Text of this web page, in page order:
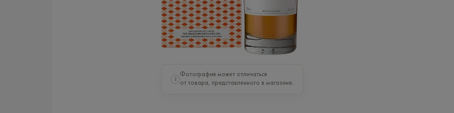
i
Фотография может отличаться
от товара, представленного в магазине.